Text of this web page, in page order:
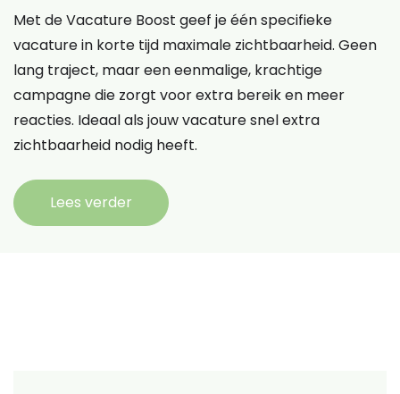
Met de Vacature Boost geef je één specifieke
vacature in korte tijd maximale zichtbaarheid. Geen
lang traject, maar een eenmalige, krachtige
campagne die zorgt voor extra bereik en meer
reacties. Ideaal als jouw vacature snel extra
zichtbaarheid nodig heeft.
Lees verder